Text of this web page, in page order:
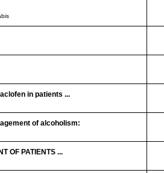
in patients ...
of alcoholism:
OF PATIENTS ...